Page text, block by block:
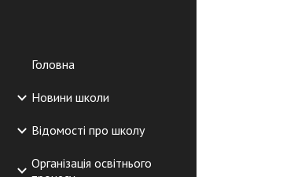
Головна
Новини школи
Відомості про школу
Організація освітнього